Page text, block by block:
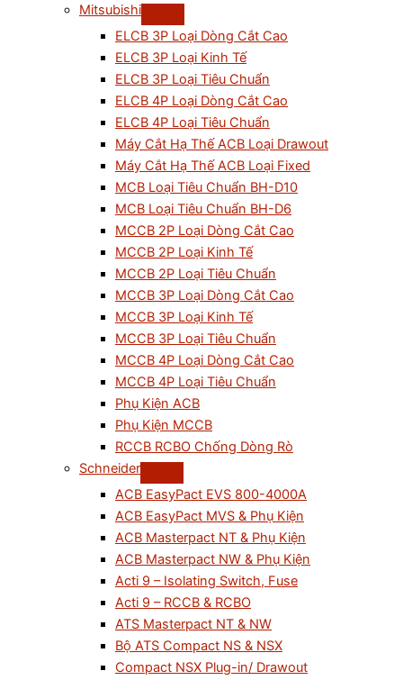
Mitsubishi
ELCB 3P Loại Dòng Cắt Cao
ELCB 3P Loại Kinh Tế
ELCB 3P Loại Tiêu Chuẩn
ELCB 4P Loại Dòng Cắt Cao
ELCB 4P Loại Tiêu Chuẩn
Máy Cắt Hạ Thế ACB Loại Drawout
Máy Cắt Hạ Thế ACB Loại Fixed
MCB Loại Tiêu Chuẩn BH-D10
MCB Loại Tiêu Chuẩn BH-D6
MCCB 2P Loại Dòng Cắt Cao
MCCB 2P Loại Kinh Tế
MCCB 2P Loại Tiêu Chuẩn
MCCB 3P Loại Dòng Cắt Cao
MCCB 3P Loại Kinh Tế
MCCB 3P Loại Tiêu Chuẩn
MCCB 4P Loại Dòng Cắt Cao
MCCB 4P Loại Tiêu Chuẩn
Phụ Kiện ACB
Phụ Kiện MCCB
RCCB RCBO Chống Dòng Rò
Schneider
ACB EasyPact EVS 800-4000A
ACB EasyPact MVS & Phụ Kiện
ACB Masterpact NT & Phụ Kiện
ACB Masterpact NW & Phụ Kiện
Acti 9 – Isolating Switch, Fuse
Acti 9 – RCCB & RCBO
ATS Masterpact NT & NW
Bộ ATS Compact NS & NSX
Compact NSX Plug-in/ Drawout